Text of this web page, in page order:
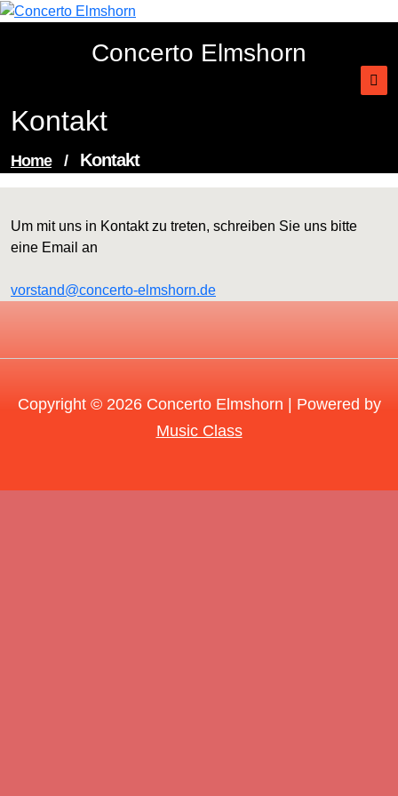
Skip
Concerto Elmshorn
Kontakt
Home / Kontakt
Um mit uns in Kontakt zu treten, schreiben Sie uns bitte
eine Email an
vorstand@concerto-elmshorn.de
Copyright © 2026 Concerto Elmshorn | Powered by
Music Class